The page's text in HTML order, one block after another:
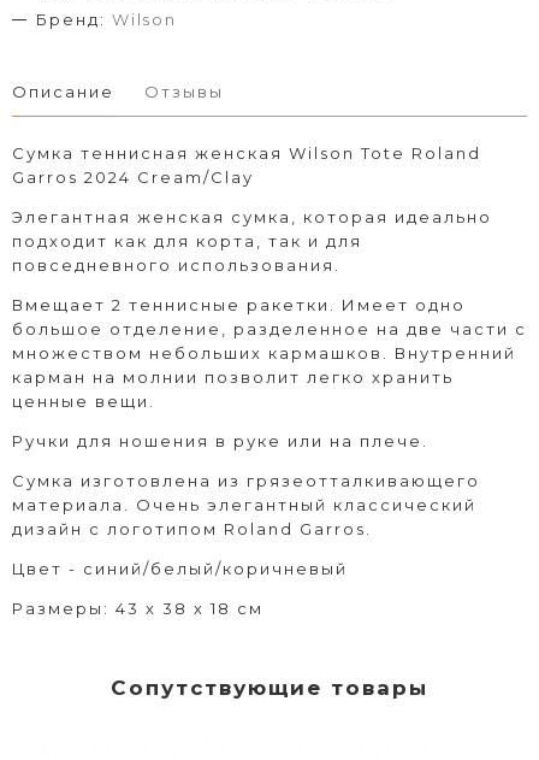
Бренд: Wilson
Описание Отзывы
Сумка теннисная женская Wilson Tote Roland
Garros 2024 Cream/Clay
Элегантная женская сумка, которая идеально
подходит как для корта, так и для
повседневного использования.
Вмещает 2 теннисные ракетки. Имеет одно
большое отделение, разделенное на две части с
множеством небольших кармашков. Внутренний
карман на молнии позволит легко хранить
ценные вещи.
Ручки для ношения в руке или на плече.
Сумка изготовлена из грязеотталкивающего
материала. Очень элегантный классический
дизайн с логотипом Roland Garros.
Цвет - синий/белый/коричневый
Размеры: 43 х 38 х 18 см
Сопутствующие товары